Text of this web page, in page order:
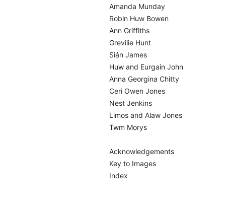
Amanda Munday
Robin Huw Bowen
Ann Griffiths
Grevilie Hunt
Sián James
Huw and Eurgain John
Anna Georgina Chitty
Ceri Owen Jones
Nest Jenkins
Limos and Alaw Jones
Twm Morys
Acknowledgements
Key to Images
Index